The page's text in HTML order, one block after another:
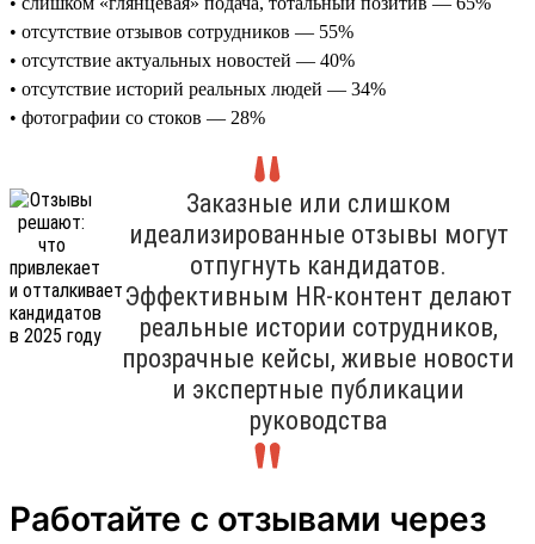
• отсутствие отзывов сотрудников — 55%
• отсутствие актуальных новостей — 40%
• отсутствие историй реальных людей — 34%
• фотографии со стоков — 28%
Заказные или слишком
идеализированные отзывы могут
отпугнуть кандидатов.
Эффективным HR-контент делают
реальные истории сотрудников,
прозрачные кейсы, живые новости
и экспертные публикации
руководства
Работайте с отзывами через